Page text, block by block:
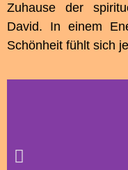
Zuhause der
David. In einem
Schönheit fühlt sich